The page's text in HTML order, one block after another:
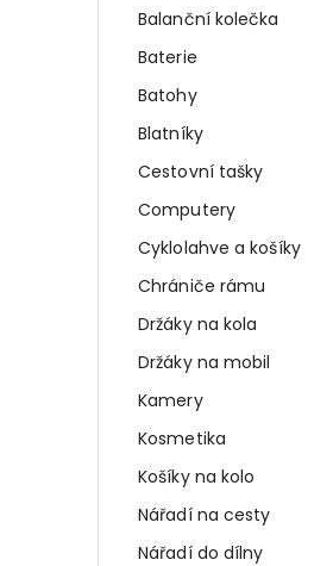
Balanční kolečka
Baterie
Batohy
Blatníky
Cestovní tašky
Computery
Cyklolahve a košíky
Chrániče rámu
Držáky na kola
Držáky na mobil
Kamery
Kosmetika
Košíky na kolo
Nářadí na cesty
Nářadí do dílny